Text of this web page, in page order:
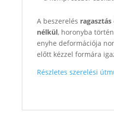
A beszerelés ragasztás
nélkül, horonyba
enyhe deformációja
előtt kézzel formára
Részletes szerelési